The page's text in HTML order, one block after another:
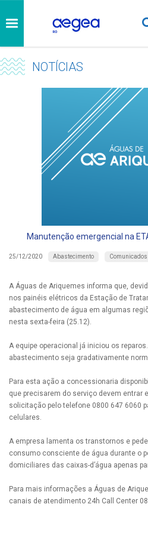
NOTÍCIAS
Manutenção emergencial na
25/12/2020 Abastecimento Comunicados
A Águas de Ariquemes informa que,
nos painéis elétricos da Estação de
abastecimento de água em algumas
nesta sexta-feira (25.12).
A equipe operacional já iniciou os
abastecimento seja gradativamente
Para esta ação a concessionaria
que precisarem do serviço devem entrar
solicitação pelo telefone 0800 647 6060
celulares.
A empresa lamenta os transtornos e
consumo consciente de água durante o
domiciliares das caixas-d’água apenas
Para mais informações a Águas de
canais de atendimento 24h Call Center